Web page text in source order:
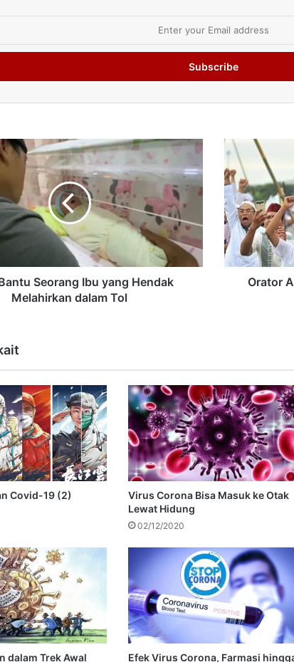
Seorang Ibu yang Hendak
Melahirkan dalam Tol
Orator
Covid-19 (2)
Virus Corona Bisa Masuk ke Otak
Lewat Hidung
02/12/2020
dalam Trek Awal Efek Virus Corona, Farmasi